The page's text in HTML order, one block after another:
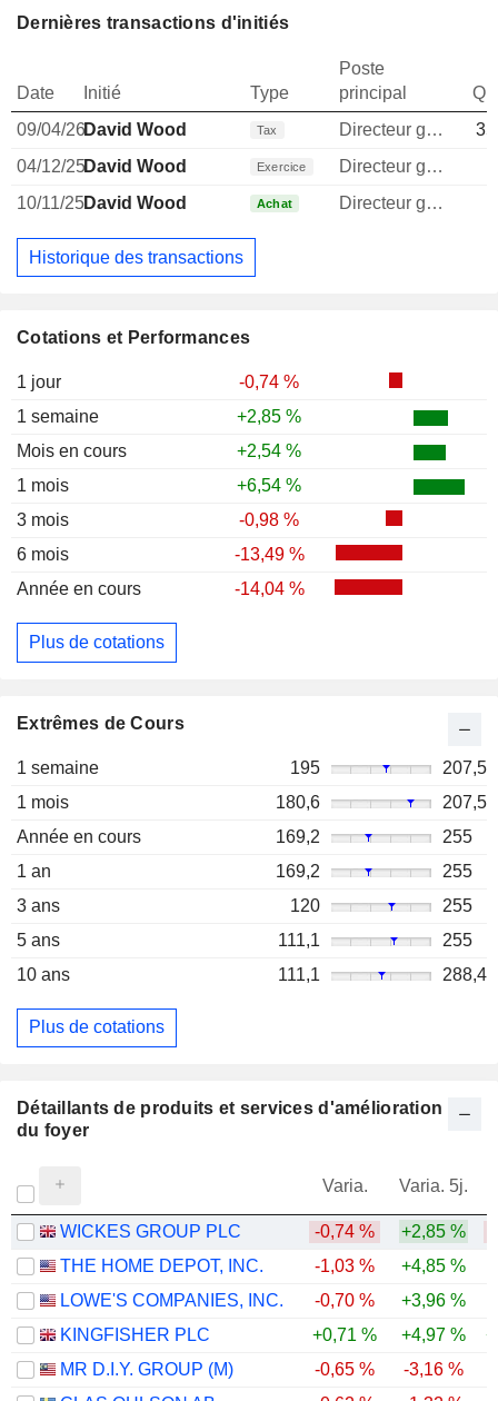
Cotations et Performances
1 jour
-0,74 %
1 semaine
+2,85 %
Mois en cours
+2,54 %
1 mois
+6,54 %
3 mois
-0,98 %
6 mois
-13,49 %
Année en cours
-14,04 %
Plus de cotations
Extrêmes de Cours
1 semaine 195
207,5
1 mois
180,6
207,5
Année en cours
169,2
255
1 an
169,2
255
3 ans
120
255
5 ans
111,1
255
10 ans
111,1 288,4
Plus de cotations
Dernières transactions d'initiés
Date Initié Type
Poste
principal
09/04/26David Wood Tax Directeur general
04/12/25David Wood Exercice Directeur general
10/11/25David Wood Achat Directeur general
Historique des transactions
Détaillants de produits et services d'amélioration
du foyer
Varia. Varia. 5j.
WICKES GROUP PLC -0,74 % +2,85 %
THE HOME DEPOT, INC.
-1,03 % +4,85 %
LOWE'S COMPANIES, INC.
-0,70 % +3,96 %
KINGFISHER PLC
+0,71 % +4,97 %
MR D.I.Y. GROUP (M)
-0,65 % -3,16 %